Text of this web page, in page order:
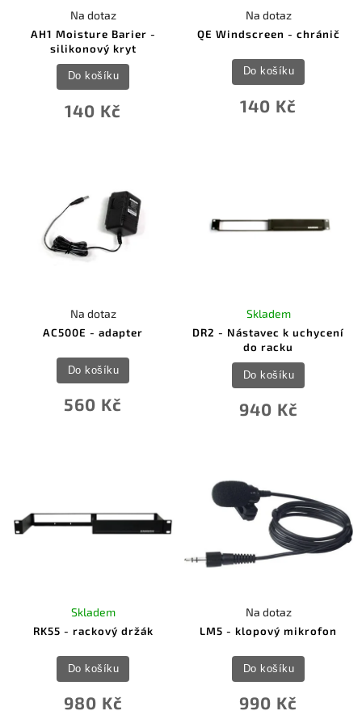
AH1 Moisture Barier -
silikonový kryt
Na dotaz
140 Kč
Do košíku
QE Windscreen - chránič
Na dotaz
140 Kč
Do košíku
AC500E - adapter
Na dotaz
560 Kč
Do košíku
DR2 - Nástavec k uchycení
do racku
Skladem
940 Kč
Do košíku
RK55 - rackový držák
Skladem
980 Kč
Do košíku
LM5 - klopový mikrofon
Na dotaz
990 Kč
Do košíku